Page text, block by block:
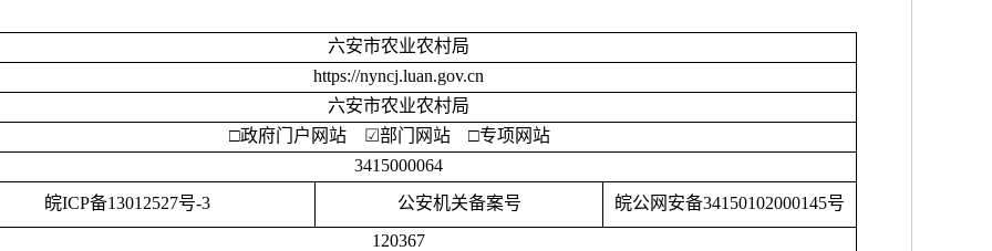
六安市农业农村局
https://nyncj.luan.gov.cn
六安市农业农村局
□政府门户网站 ☑部门网站 □专项网站
3415000064
皖ICP备13012527号-3 公安机关备案号 皖公网安备34150102000145号
120367